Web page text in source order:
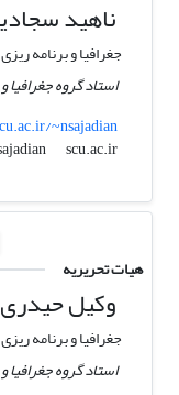
ناهید
جغرافیا و برنامه
استاد گروه
~nsajadian
nsajadian
scu.ac.ir
هیات تحریریه
وکیل
جغرافیا و برنامه
استاد گروه